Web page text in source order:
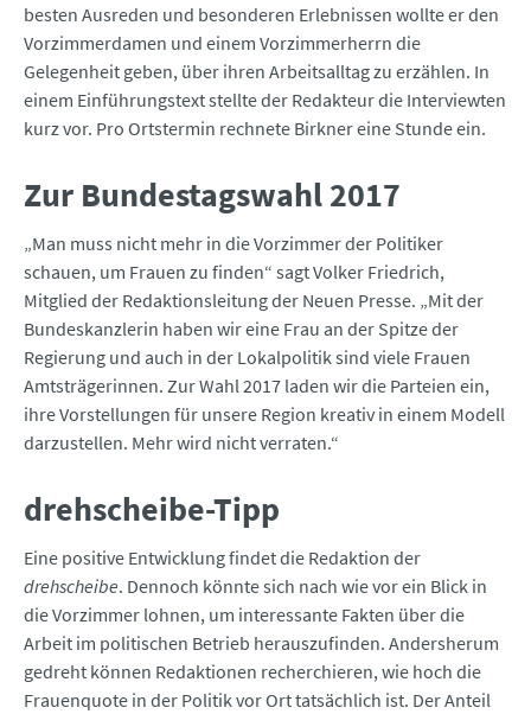
besten Ausreden und besonderen Erlebnissen wollte er den
Vorzimmerdamen und einem Vorzimmerherrn die
Gelegenheit geben, über ihren Arbeitsalltag zu erzählen. In
einem Einführungstext stellte der Redakteur die Interviewten
kurz vor. Pro Ortstermin rechnete Birkner eine Stunde ein.
Zur Bundestagswahl 2017
„Man muss nicht mehr in die Vorzimmer der Politiker
schauen, um Frauen zu finden“ sagt Volker Friedrich,
Mitglied der Redaktionsleitung der Neuen Presse. „Mit der
Bundeskanzlerin haben wir eine Frau an der Spitze der
Regierung und auch in der Lokalpolitik sind viele Frauen
Amtsträgerinnen. Zur Wahl 2017 laden wir die Parteien ein,
ihre Vorstellungen für unsere Region kreativ in einem Modell
darzustellen. Mehr wird nicht verraten.“
drehscheibe-Tipp
Eine positive Entwicklung findet die Redaktion der
drehscheibe. Dennoch könnte sich nach wie vor ein Blick in
die Vorzimmer lohnen, um interessante Fakten über die
Arbeit im politischen Betrieb herauszufinden. Andersherum
gedreht können Redaktionen recherchieren, wie hoch die
Frauenquote in der Politik vor Ort tatsächlich ist. Der Anteil